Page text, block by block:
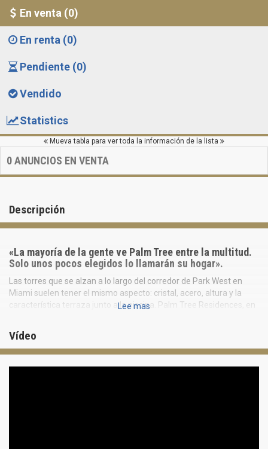
En venta (0)
En renta (0)
Pendiente (0)
Vendido
Statistics
Mueva tabla para ver toda la información de la lista
0ANUNCIOS EN VENTA
Descripción
«La mayoría de la gente ve Palm Tree entre la multitud.
Solo unos pocos elegidos lo llamarán su hogar».
Las torres que se alzan a lo largo del corredor de Park West en
Miami suelen tener el mismo aspecto: cristal, acero, altura y la
característica terraza junto a la piscina. Palm Tree Residences, en
Se trata del primer proyecto residencial de Palm Tree Crew —una
Lee mas
Vídeo